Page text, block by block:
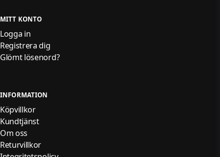
MITT KONTO
Logga in
Registrera dig
Glömt lösenord?
INFORMATION
Köpvillkor
Kundtjänst
Om oss
Returvillkor